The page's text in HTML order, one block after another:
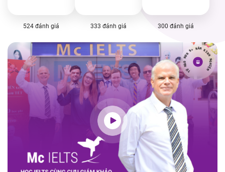
524 đánh giá 333 đánh giá 300 đánh giá
Ự
HÀOHƠN 9+
NĂ
M
K
I
N
H
N
G